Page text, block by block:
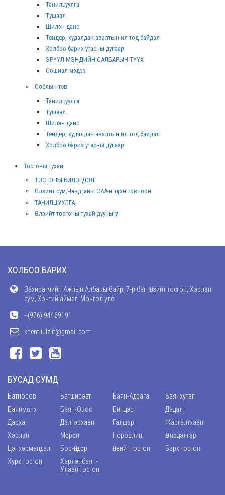
Танилцуулга
Тушаал
Шилэн данс
Тендер, худалдан авалтын ил тод байдал
Холбоо барих утасны дугаар
ЭРҮҮЛ МЭНДИЙН САЛБАРЫН ТҮҮХ
Сошиал мэдээ
Соёлын төв
Танилцуулга
Тушаал
Шилэн данс
Тендер, худалдан авалтын ил тод байдал
Холбоо барих утасны дугаар
Тосгоны тухай
ТОСГОНЫ БИЛЭГДЭЛ
Өлзийт сум,Чандганы САА-н түүхэн товчоон
ТАНИЛЦУУЛГА
Өлзийт тосгоны тухай дууны үг
ХОЛБОО БАРИХ
Захирагчийн Ажлын Албаны байр, 7-р баг, Өлзийт тосгон, Хэрлэн
сум, Хэнтий аймаг, Монгол улс
+(976) 94469191
khentiiulziit@gmail.com
БУСАД СУМД
Батноров Батширээт Баян-Адрага
Баянхутаг
Баянмөнх
Баян-Овоо Биндэр
Дадал
Дархан
Дэлгэрхаан Галшар
Жаргалтхаан
Хэрлэн
Мөрөн Норовлин
Өмнөдэлгэр
Цэнхэрмандал
Бор-Өндөр Өлзийт тосгон
Бэрх тосгон
Хурх тосгон
Хэрлэнбаян-
Улаан тосгон